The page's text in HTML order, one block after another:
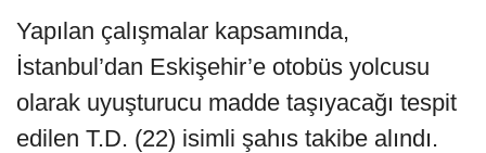
Yapılan çalışmalar kapsamında,
İstanbul’dan Eskişehir’e otobüs yolcusu
olarak uyuşturucu madde taşıyacağı tespit
edilen T.D. (22) isimli şahıs takibe alındı.